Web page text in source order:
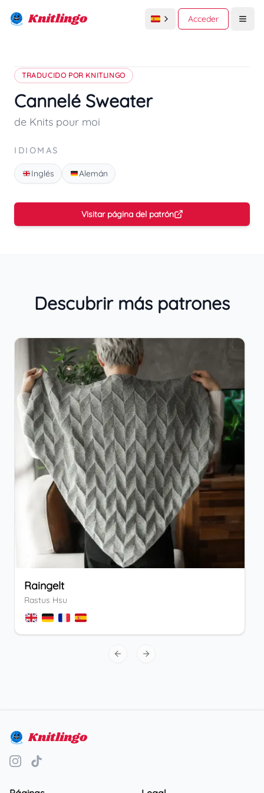
Knitlingo Acceder
TRADUCIDO POR KNITLINGO
Cannelé Sweater
de Knits pour moi
IDIOMAS
Inglés Alemán
Visitar página del patrón
Descubrir más patrones
Raingelt
Rastus Hsu
Previous slide
Next slide
Knitlingo